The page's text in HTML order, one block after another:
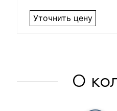
Уточнить цену
О